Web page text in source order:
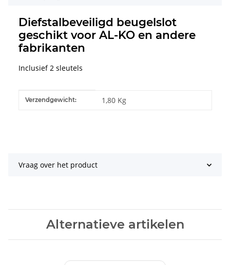
Diefstalbeveiligd beugelslot
geschikt voor AL-KO en andere
fabrikanten
Inclusief 2 sleutels
#productDetails.itemInformation#
#productDetails.itemValue#
Verzendgewicht: 1,80 Kg
Vraag over het product
Alternatieve artikelen